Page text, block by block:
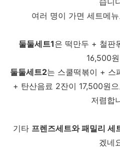
여러 명이 가면 세트메
둘둘세트1은 떡만두 + 철판
16,500
둘둘세트2는 스쿨떡볶이 + 스
+ 탄산음료 2잔이 17,500원
저렴합
기타 프렌즈세트와 패밀리 세
겠네